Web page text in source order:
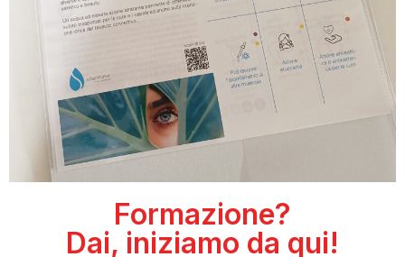
Formazione?
Dai, iniziamo da qui!